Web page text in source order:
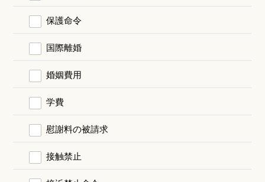
保護命令
国際離婚
婚姻費用
学費
慰謝料の被請求
接触禁止